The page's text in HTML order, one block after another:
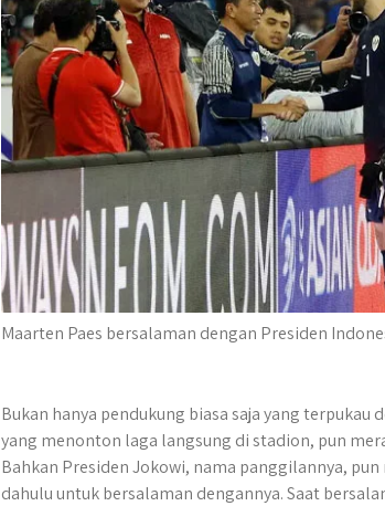
Maarten Paes bersalaman dengan Presiden
Bukan hanya pendukung biasa saja yang
yang menonton laga langsung di stadion, pun
Bahkan Presiden Jokowi, nama panggilannya,
dahulu untuk bersalaman dengannya. Saat